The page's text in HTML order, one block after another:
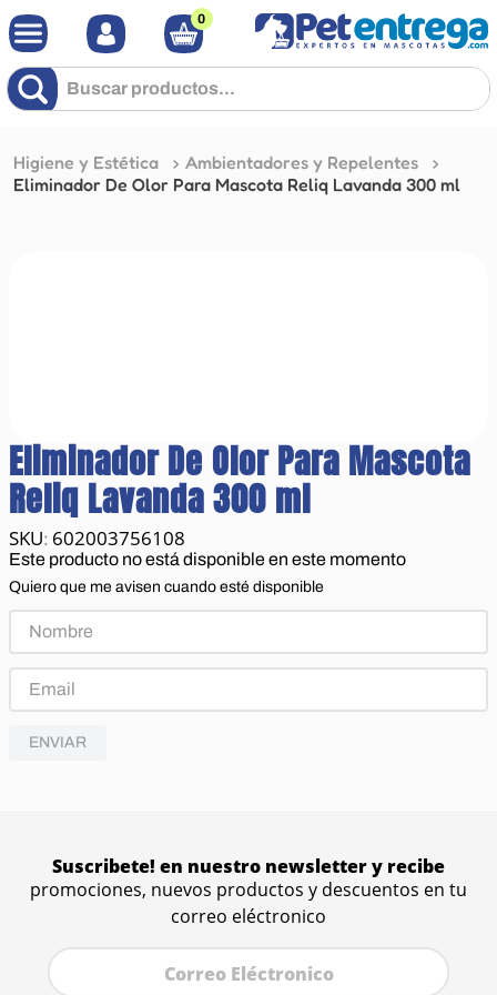
0
Buscar productos...
Higiene y Estética
Ambientadores y Repelentes
Eliminador De Olor Para Mascota Reliq Lavanda 300 ml
Eliminador De Olor Para Mascota
Reliq Lavanda 300 ml
: 602003756108
Este producto no está disponible en este momento
Quiero que me avisen cuando esté disponible
ENVIAR
Suscribete! en nuestro newsletter y recibe
promociones, nuevos productos y descuentos en tu
correo eléctronico